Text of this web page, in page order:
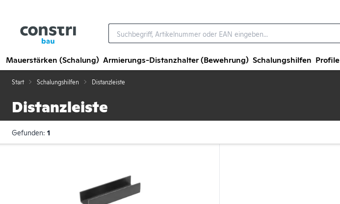
Mauerstärken (Schalung) Armierungs-Distanzhalter (Bewehrung) Schalungshilfen Profile
Start Schalungshilfen Distanzleiste
Distanzleiste
Gefunden: 1